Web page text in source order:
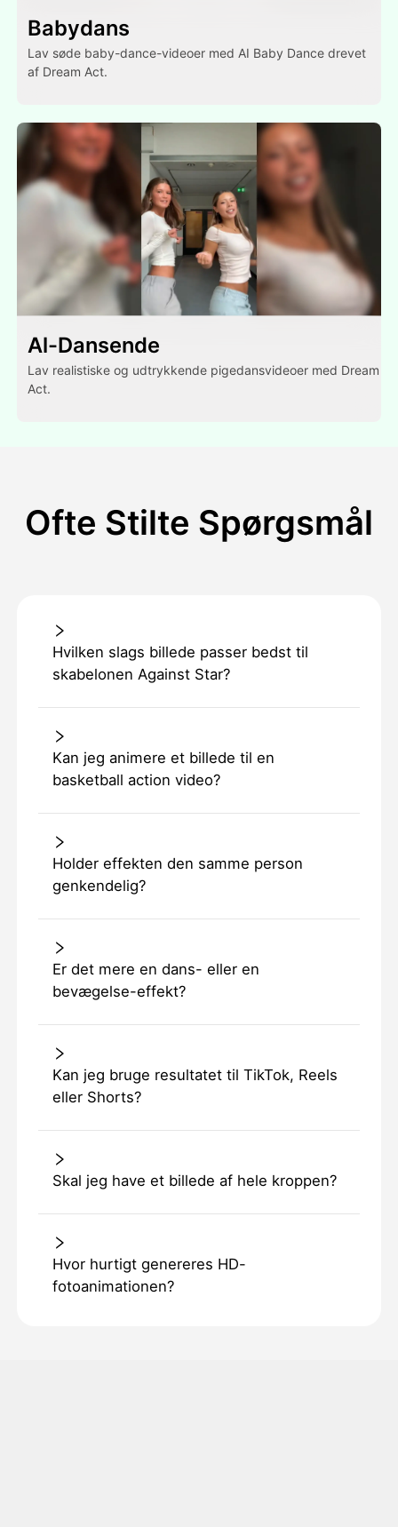
Babydans
Lav søde baby-dance-videoer med AI Baby Dance drevet
af Dream Act.
Al-Dansende
Lav realistiske og udtrykkende pigedansvideoer med Dream
Act.
Ofte Stilte Spørgsmål
Hvilken slags billede passer bedst til
skabelonen Against Star?
Kan jeg animere et billede til en
basketball action video?
Holder effekten den samme person
genkendelig?
Er det mere en dans- eller en
bevægelse-effekt?
Kan jeg bruge resultatet til TikTok, Reels
eller Shorts?
Skal jeg have et billede af hele kroppen?
Hvor hurtigt genereres HD-
fotoanimationen?